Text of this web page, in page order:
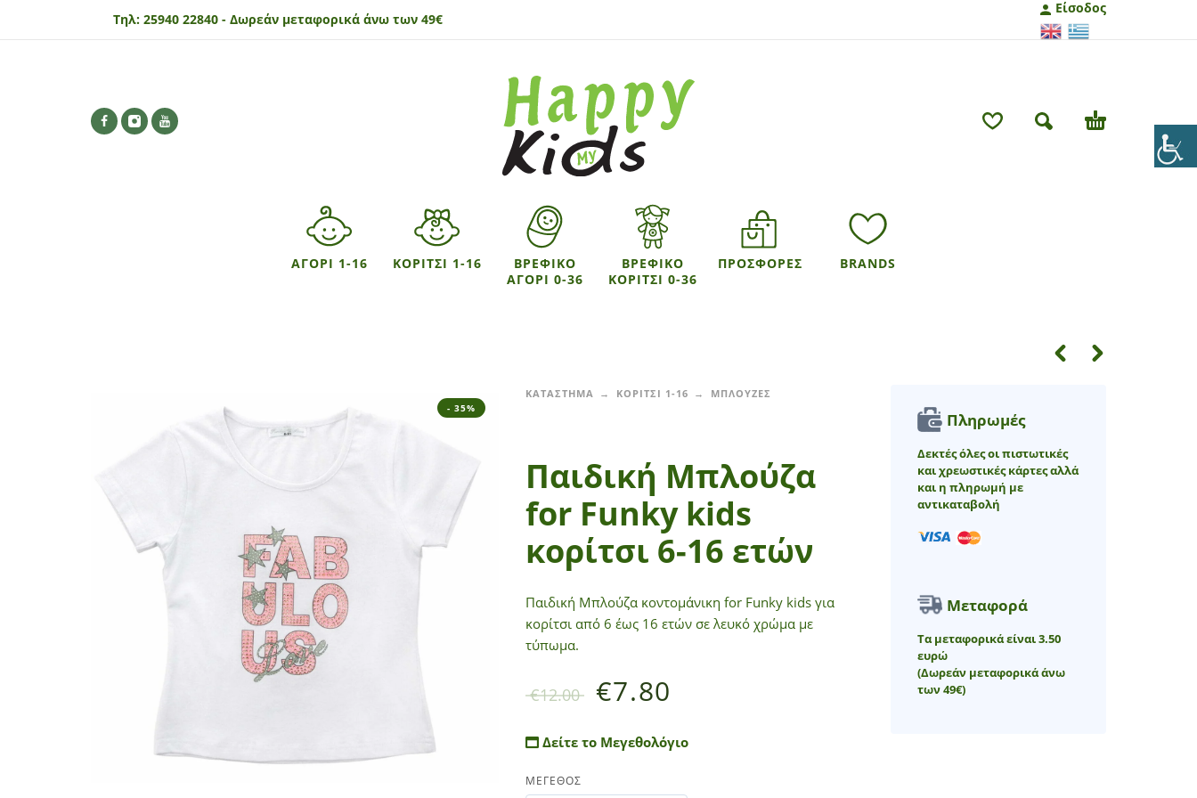
Τηλ: 25940 22840 - Δωρεάν μεταφορικά άνω των 49€
Είσοδος
ΑΓΟΡΙ 1-16 ΚΟΡΙΤΣΙ 1-16
ΒΡΕΦΙΚΟ
ΑΓΟΡΙ 0-36
ΒΡΕΦΙΚΟ
ΚΟΡΙΤΣΙ 0-36
ΠΡΟΣΦΟΡΕΣ BRANDS
- 35%
ΚΑΤΑΣΤΗΜΑ ΚΟΡΙΤΣΙ 1-16 ΜΠΛΟΥΖΕΣ
Παιδική Μπλούζα
for Funky kids
κορίτσι 6-16 ετών
Παιδική Μπλούζα κοντομάνικη for Funky kids για
κορίτσι από 6 έως 16 ετών σε λευκό χρώμα με
τύπωμα.
€12.00 €7.80
Δείτε το Μεγεθολόγιο
ΜΕΓΕΘΟΣ
Πληρωμές
Δεκτές όλες οι πιστωτικές
και χρεωστικές κάρτες αλλά
και η πληρωμή με
αντικαταβολή
Μεταφορά
Τα μεταφορικά είναι 3.50
ευρώ
(Δωρεάν μεταφορικά άνω
των 49€)